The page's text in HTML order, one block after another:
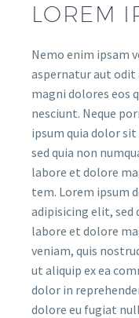
LOREM
Nemo enim ipsam
aspernatur aut odit
magni dolores eos
nesciunt. Neque
ipsum quia dolor
sed quia non
labore et dolore
tem. Lorem ipsum
adipisicing elit, sed
labore et dolore
veniam, quis
ut aliquip ex ea
dolor in
dolore eu fugiat